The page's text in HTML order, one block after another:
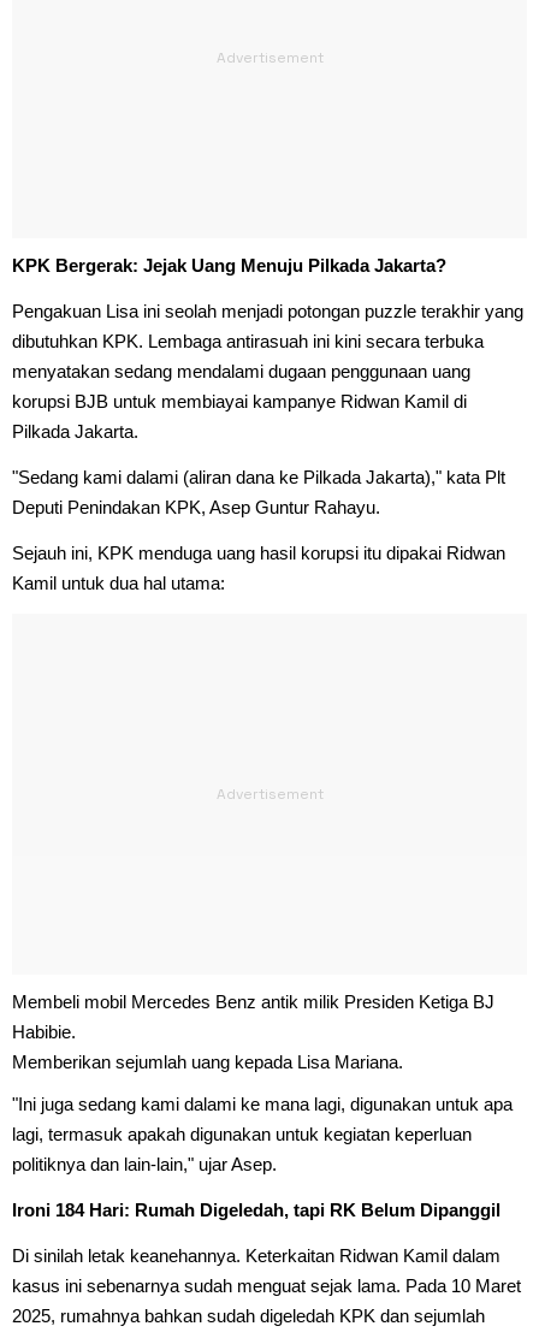
KPK Bergerak: Jejak Uang Menuju Pilkada Jakarta?
Pengakuan Lisa ini seolah menjadi potongan puzzle terakhir yang
dibutuhkan KPK. Lembaga antirasuah ini kini secara terbuka
menyatakan sedang mendalami dugaan penggunaan uang
korupsi BJB untuk membiayai kampanye Ridwan Kamil di
Pilkada Jakarta.
"Sedang kami dalami (aliran dana ke Pilkada Jakarta)," kata Plt
Deputi Penindakan KPK, Asep Guntur Rahayu.
Sejauh ini, KPK menduga uang hasil korupsi itu dipakai Ridwan
Kamil untuk dua hal utama:
Membeli mobil Mercedes Benz antik milik Presiden Ketiga BJ
Habibie.
Memberikan sejumlah uang kepada Lisa Mariana.
"Ini juga sedang kami dalami ke mana lagi, digunakan untuk apa
lagi, termasuk apakah digunakan untuk kegiatan keperluan
politiknya dan lain-lain," ujar Asep.
Ironi 184 Hari: Rumah Digeledah, tapi RK Belum Dipanggil
Di sinilah letak keanehannya. Keterkaitan Ridwan Kamil dalam
kasus ini sebenarnya sudah menguat sejak lama. Pada 10 Maret
2025, rumahnya bahkan sudah digeledah KPK dan sejumlah